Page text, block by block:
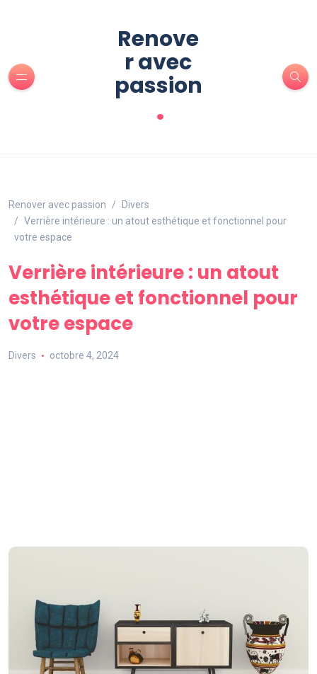
Renove
r avec
passion
.
Renover avec passion
Divers
Verrière intérieure : un atout esthétique et fonctionnel pour
votre espace
Verrière intérieure : un atout
esthétique et fonctionnel pour
votre espace
Divers octobre 4, 2024